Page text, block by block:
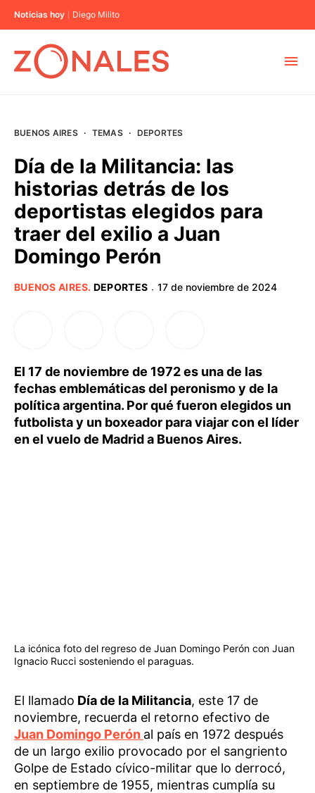
Noticias hoy Diego Milito
BUENOS AIRES
PROVINCIAS
BUENOS AIRES · TEMAS · DEPORTES
Día de la Militancia: las
historias detrás de los
deportistas elegidos para
traer del exilio a Juan
Domingo Perón
BUENOS AIRES. DEPORTES · 17 de noviembre de 2024
El 17 de noviembre de 1972 es una de las
fechas emblemáticas del peronismo y de la
política argentina. Por qué fueron elegidos un
futbolista y un boxeador para viajar con el líder
en el vuelo de Madrid a Buenos Aires.
La icónica foto del regreso de Juan Domingo Perón con Juan
Ignacio Rucci sosteniendo el paraguas.
El llamado Día de la Militancia, este 17 de
noviembre, recuerda el retorno efectivo de
Juan Domingo Perón al país en 1972 después
de un largo exilio provocado por el sangriento
Golpe de Estado cívico-militar que lo derrocó,
en septiembre de 1955, mientras cumplía su